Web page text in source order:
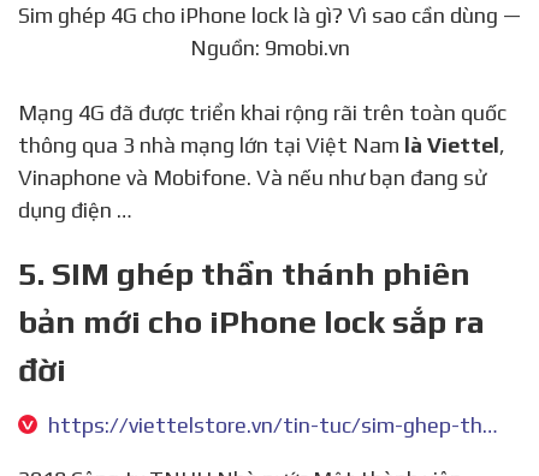
Sim ghép 4G cho iPhone lock là gì? Vì sao cần dùng —
Nguồn: 9mobi.vn
Mạng 4G đã được triển khai rộng rãi trên toàn quốc
thông qua 3 nhà mạng lớn tại Việt Nam là Viettel,
Vinaphone và Mobifone. Và nếu như bạn đang sử
dụng điện …
5. SIM ghép thần thánh phiên
bản mới cho iPhone lock sắp ra
đời
https://viettelstore.vn/tin-tuc/sim-ghep-than-thanh-phien-ban-moi-cho-iphone-lock-sap-ra-doi